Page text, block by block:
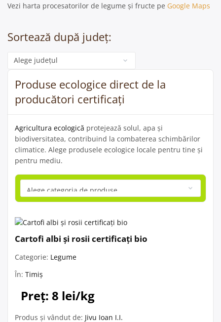
Vezi harta procesatorilor de legume și fructe pe Google Maps
Sortează după județ:
Categorie
Produse ecologice direct de la
producători certificați
Agricultura ecologică protejează solul, apa și
biodiversitatea, contribuind la combaterea schimbărilor
climatice. Alege produsele ecologice locale pentru tine și
pentru mediu.
Cartofi albi și rosii certificați bio
Categorie: Legume
În: Timiș
Preț: 8 lei/kg
Produs și vândut de: Jivu Ioan I.I.